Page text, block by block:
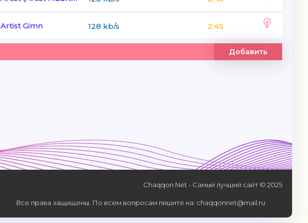
Artist Gimn 128 kb/s 2:45
Добавить
Chaqqon.Net - Самый лучший сайт © 2025
Все права защищены. По всем вопросам пишите на: chaqqonnet@mail.ru